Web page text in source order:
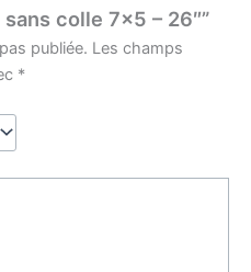
colle 7×5 – 26″”
publiée. Les champs
*